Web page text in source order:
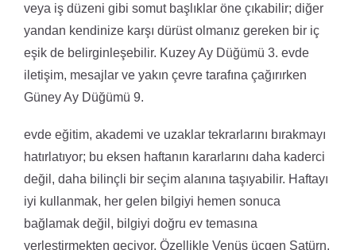
veya iş düzeni gibi somut başlıklar öne çıkabilir; diğer
yandan kendinize karşı dürüst olmanız gereken bir iç
eşik de belirginleşebilir. Kuzey Ay Düğümü 3. evde
iletişim, mesajlar ve yakın çevre tarafına çağırırken
Güney Ay Düğümü 9.
evde eğitim, akademi ve uzaklar tekrarlarını bırakmayı
hatırlatıyor; bu eksen haftanın kararlarını daha kaderci
değil, daha bilinçli bir seçim alanına taşıyabilir. Haftayı
iyi kullanmak, her gelen bilgiyi hemen sonuca
bağlamak değil, bilgiyi doğru ev temasına
yerleştirmekten geçiyor. Özellikle Venüs üçgen Satürn,